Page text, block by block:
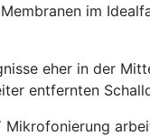
im
eher in der
entfernten
Mikrofonierung